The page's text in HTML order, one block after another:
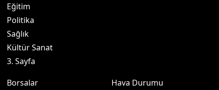
Eğitim
Politika
Sağlık
Kültür Sanat
3. Sayfa
Borsalar
Hava Durumu